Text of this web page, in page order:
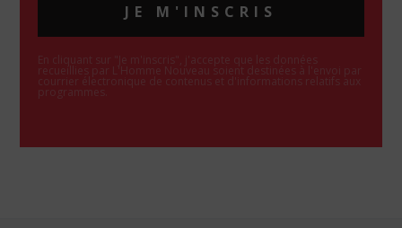
JE M'INSCRIS
En cliquant sur "Je m'inscris", j'accepte que les données
recueillies par L'Homme Nouveau soient destinées à l'envoi par
courrier électronique de contenus et d'informations relatifs aux
programmes.